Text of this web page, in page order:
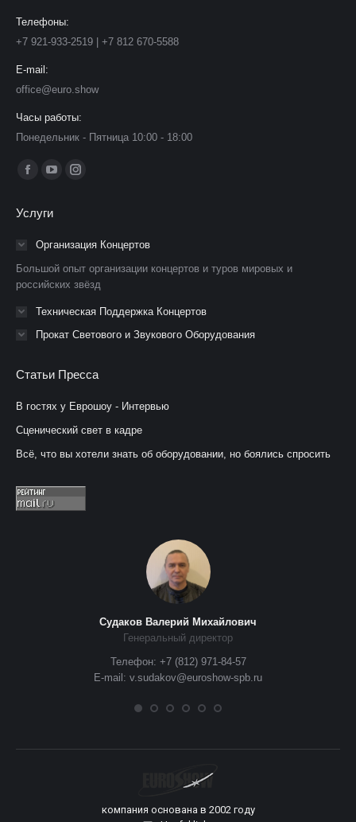
Телефоны:
+7 921-933-2519 | +7 812 670-5588
E-mail:
office@euro.show
Часы работы:
Понедельник - Пятница 10:00 - 18:00
Ищите нас:
Страница
открывается
окне
Страница
открывается
в
окне
Страница
в
окне
Услуги
Организация Концертов
Большой опыт организации концертов и туров мировых и
российских звёзд
Техническая Поддержка Концертов
Прокат Светового и Звукового Оборудования
Статьи Пресса
В гостях у Еврошоу - Интервью
Сценический свет в кадре
Всё, что вы хотели знать об оборудовании, но боялись спросить
Судаков Валерий Михайлович
Генеральный директор
Телефон: +7 (812) 971-84-57
E-mail: v.sudakov@euroshow-spb.ru
компания основана в 2002 году